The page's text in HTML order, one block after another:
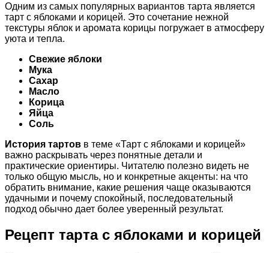
Одним из самых популярных вариантов тарта является
тарт с яблоками и корицей. Это сочетание нежной
текстуры яблок и аромата корицы погружает в атмосферу
уюта и тепла.
Свежие яблоки
Мука
Сахар
Масло
Корица
Яйца
Соль
История тартов в теме «Тарт с яблоками и корицей»
важно раскрывать через понятные детали и
практические ориентиры. Читателю полезно видеть не
только общую мысль, но и конкретные акценты: на что
обратить внимание, какие решения чаще оказываются
удачными и почему спокойный, последовательный
подход обычно дает более уверенный результат.
Рецепт тарта с яблоками и корицей